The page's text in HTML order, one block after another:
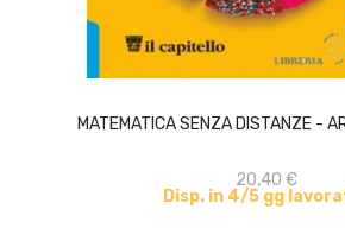
MATEMATICA SENZA DISTANZE -
20,40 €
Disp. in 4/5 gg
ACQUISTA